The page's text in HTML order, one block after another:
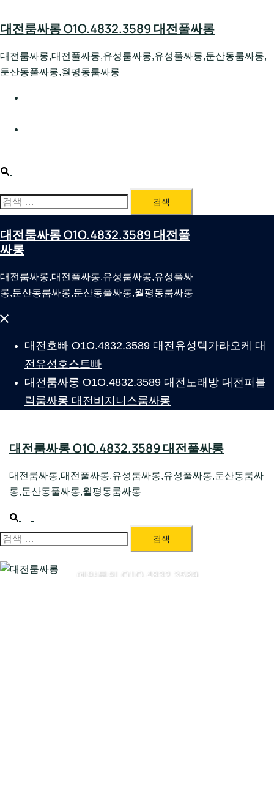
to
대전룸싸롱 O1O.4832.3589 대전풀싸롱
대전룸싸롱,대전풀싸롱,유성룸싸롱,유성풀싸롱,둔산동룸싸롱,
둔산동풀싸롱,월평동룸싸롱
Search
검
색:
대전룸싸롱 O1O.4832.3589 대전풀
싸롱
대전룸싸롱,대전풀싸롱,유성룸싸롱,유성풀싸
롱,둔산동룸싸롱,둔산동풀싸롱,월평동룸싸롱
Close
대전호빠 O1O.4832.3589 대전유성텍가라오케 대
전유성호스트빠
대전룸싸롱 O1O.4832.3589 대전노래방 대전퍼블
릭룸싸롱 대전비지니스룸싸롱
대전룸싸롱 O1O.4832.3589 대전풀싸롱
대전룸싸롱,대전풀싸롱,유성룸싸롱,유성풀싸롱,둔산동룸싸
롱,둔산동풀싸롱,월평동룸싸롱
Search
menu
검
대전룸싸롱 1위 하지원팀장
예약문의 O1O.4832.3589